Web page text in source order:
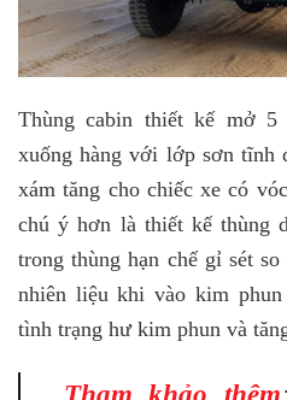
Thùng cabin thiết kế mở
xuống hàng với lớp sơn tĩnh
xám tăng cho chiếc xe có
chú ý hơn là thiết kế thùng
trong thùng hạn chế gỉ sét
nhiên liệu khi vào kim
tình trạng hư kim phun và
Tham khảo thêm